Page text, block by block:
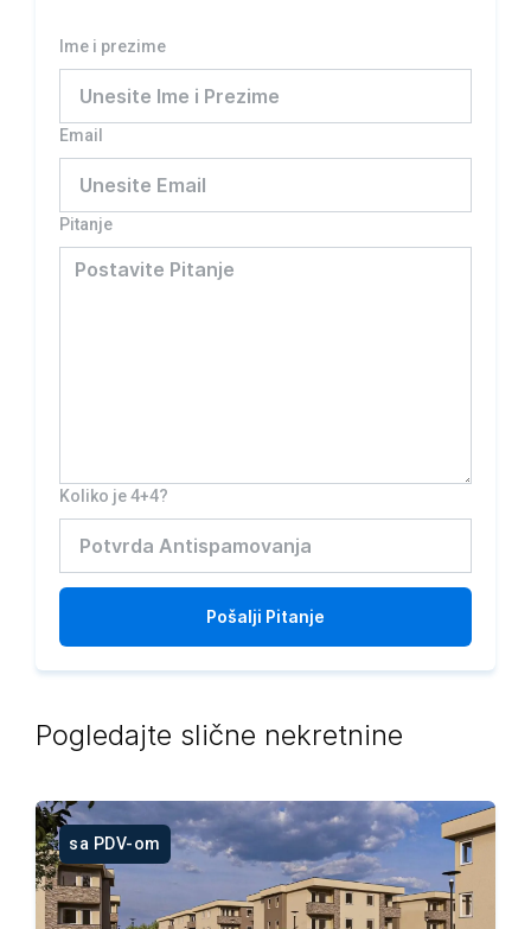
Ime i prezime
Email
Pitanje
Koliko je 4+4?
Pošalji Pitanje
Pogledajte slične nekretnine
sa PDV-om